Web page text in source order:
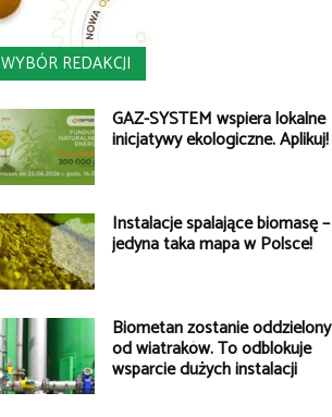
WYBÓR REDAKCJI
GAZ-SYSTEM wspiera lokalne
inicjatywy ekologiczne. Aplikuj!
Instalacje spalające biomasę –
jedyna taka mapa w Polsce!
Biometan zostanie oddzielony
od wiatraków. To odblokuje
wsparcie dużych instalacji